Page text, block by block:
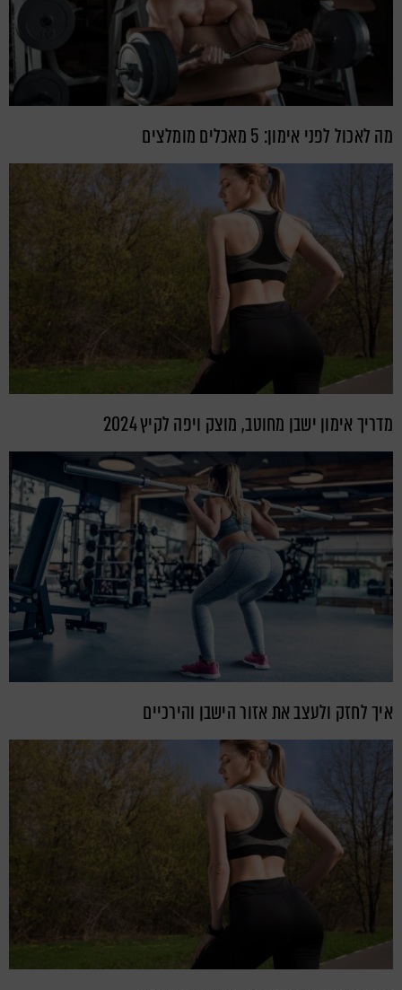
מה לאכול לפני אימון: 5 מאכלים מומלצים
מדריך אימון ישבן מחוטב, מוצק ויפה לקיץ 2024
איך לחזק ולעצב את אזור הישבן והירכיים